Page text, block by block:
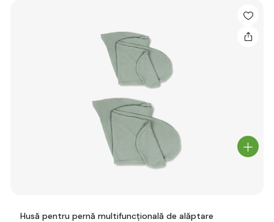
Husă pentru pernă multifuncțională de alăptare